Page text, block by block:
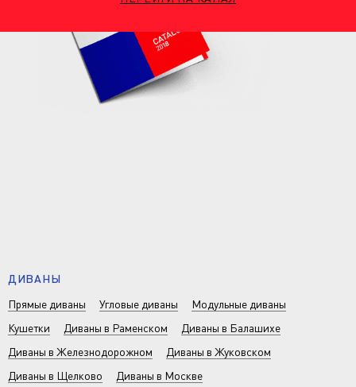
ДИВАНЫ
Прямые диваны
Угловые диваны
Модульные диваны
Кушетки
Диваны в Раменском
Диваны в Балашихе
Диваны в Железнодорожном
Диваны в Жуковском
Диваны в Щелково
Диваны в Москве